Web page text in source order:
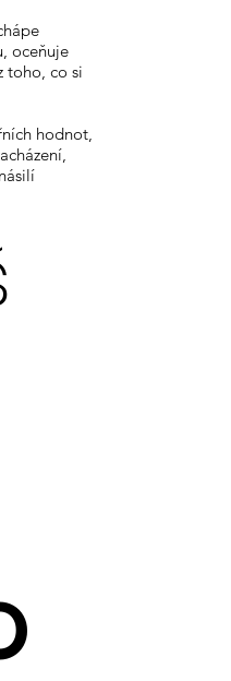
oceňuje
toho, co si
hodnot,